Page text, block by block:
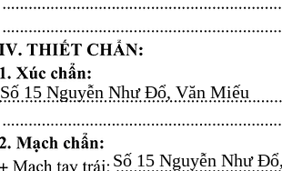
Số 15 Nguyễn Như Đổ, Văn Miếu​​​​
Số 15 Nguyễn Như